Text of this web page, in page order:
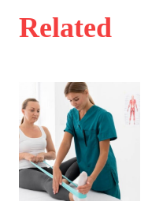
Related